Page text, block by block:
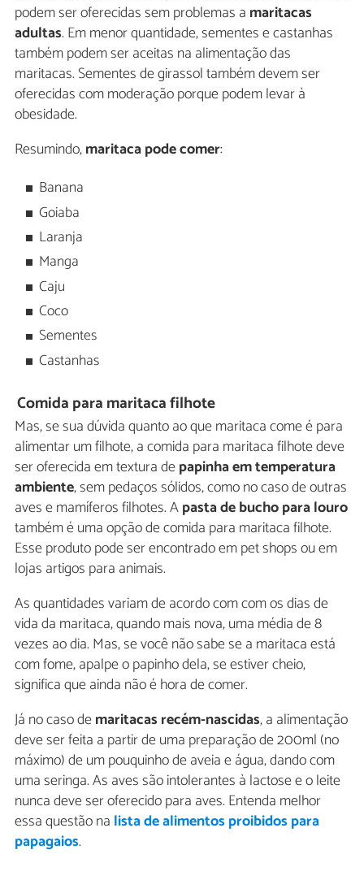
podem ser oferecidas sem problemas a maritacas
adultas. Em menor quantidade, sementes e castanhas
também podem ser aceitas na alimentação das
maritacas. Sementes de girassol também devem ser
oferecidas com moderação porque podem levar à
obesidade.
Resumindo,maritaca pode comer:
Banana
Goiaba
Laranja
Manga
Caju
Coco
Sementes
Castanhas
Comida para maritaca filhote
Mas, se sua dúvida quanto ao que maritaca come é para
alimentar um filhote, a comida para maritaca filhote deve
ser oferecida em textura depapinha em temperatura
ambiente, sem pedaços sólidos, como no caso de outras
aves e mamíferos filhotes. Apasta de bucho para louro
também é uma opção de comida para maritaca filhote.
Esse produto pode ser encontrado em pet shops ou em
lojas artigos para animais.
As quantidades variam de acordo com com os dias de
vida da maritaca, quando mais nova, uma média de 8
vezes ao dia. Mas, se você não sabe se a maritaca está
com fome, apalpe o papinho dela, se estiver cheio,
significa que ainda não é hora de comer.
Já no caso demaritacas recém-nascidas, a alimentação
deve ser feita a partir de uma preparação de 200ml (no
máximo) de um pouquinho de aveia e água, dando com
uma seringa. As aves são intolerantes à lactose e o leite
nunca deve ser oferecido para aves. Entenda melhor
essa questão na lista de alimentos proibidos para
papagaios.